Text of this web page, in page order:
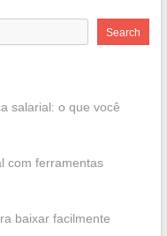
Search
salarial: o que você
com ferramentas
baixar facilmente